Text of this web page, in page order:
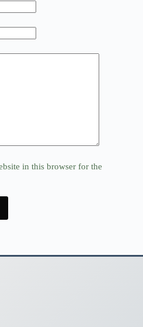
in this browser for the